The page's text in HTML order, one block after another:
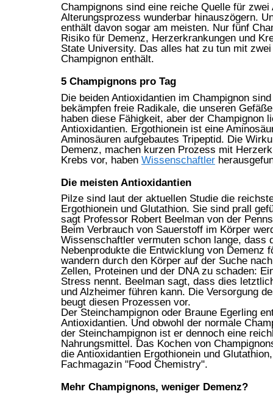
Champignons sind eine reiche Quelle für zwei
Alterungsprozess wunderbar hinauszögern.
enthält davon sogar am meisten. Nur fünf
Risiko für Demenz, Herzerkrankungen und
State University. Das alles hat zu tun mit
Champignon enthält.
5 Champignons pro Tag
Die beiden Antioxidantien im Champignon
bekämpfen freie Radikale, die unseren
haben diese Fähigkeit, aber der Champignon
Antioxidantien. Ergothionein ist eine
Aminosäuren aufgebautes Tripeptid. Die
Demenz, machen kurzen Prozess mit
Krebs vor, haben Wissenschaftler
Die meisten Antioxidantien
Pilze sind laut der aktuellen Studie die
Ergothionein und Glutathion. Sie sind prall
sagt Professor Robert Beelman von der
Beim Verbrauch von Sauerstoff im Körper
Wissenschaftler vermuten schon lange, dass
Nebenprodukte die Entwicklung von Demenz
wandern durch den Körper auf der Suche
Zellen, Proteinen und der DNA zu schaden:
Stress nennt. Beelman sagt, dass dies
und Alzheimer führen kann. Die Versorgung
beugt diesen Prozessen vor.
Der Steinchampignon oder Braune Egerling
Antioxidantien. Und obwohl der normale
der Steinchampignon ist er dennoch eine
Nahrungsmittel. Das Kochen von
die Antioxidantien Ergothionein und
Fachmagazin "Food Chemistry".
Mehr Champignons, weniger Demenz?